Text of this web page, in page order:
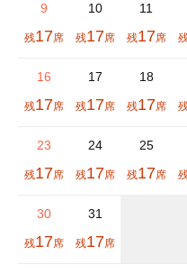
9
17
10
17
11
17
16
17
17
17
18
17
23
17
24
17
25
17
30
17
31
17